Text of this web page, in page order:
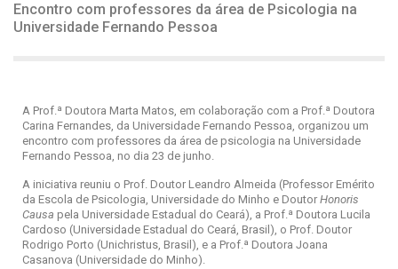
Encontro com professores da área de Psicologia na
Universidade Fernando Pessoa
A Prof.ª Doutora Marta Matos, em colaboração com a Prof.ª Doutora
Carina Fernandes, da Universidade Fernando Pessoa, organizou um
encontro com professores da área de psicologia na Universidade
Fernando Pessoa, no dia 23 de junho.
A iniciativa reuniu o Prof. Doutor Leandro Almeida (Professor Emérito
da Escola de Psicologia, Universidade do Minho e Doutor Honoris
Causa pela Universidade Estadual do Ceará), a Prof.ª Doutora Lucila
Cardoso (Universidade Estadual do Ceará, Brasil), o Prof. Doutor
Rodrigo Porto (Unichristus, Brasil), e a Prof.ª Doutora Joana
Casanova (Universidade do Minho).